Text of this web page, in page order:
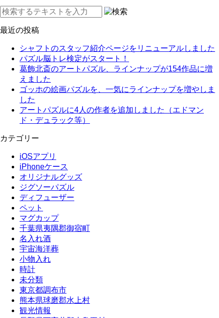
最近の投稿
シャフトのスタッフ紹介ページをリニューアルしました
パズル脳トレ検定がスタート！
葛飾北斎のアートパズル、ラインナップが154作品に増
えました
ゴッホの絵画パズルを、一気にラインナップを増やしま
した
アートパズルに4人の作者を追加しました（エドマン
ド・デュラック等）
カテゴリー
iOSアプリ
iPhoneケース
オリジナルグッズ
ジグソーパズル
ディフューザー
ペット
マグカップ
千葉県夷隅郡御宿町
名入れ酒
宇宙海洋葬
小物入れ
時計
未分類
東京都調布市
熊本県球磨郡水上村
観光情報